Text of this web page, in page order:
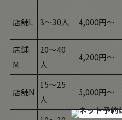
店舗L 8～30人 4,000円～
店舗
M
20～40
人
4,200円～
店舗N
15～25
人
5,000円～